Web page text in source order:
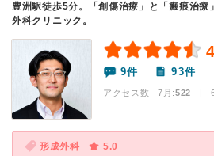
豊洲駅徒歩5分。「創傷治療」と「瘢痕治療
外科クリニック。
9件 93件
アクセス数 7月:522 | 6
形成外科 5.0